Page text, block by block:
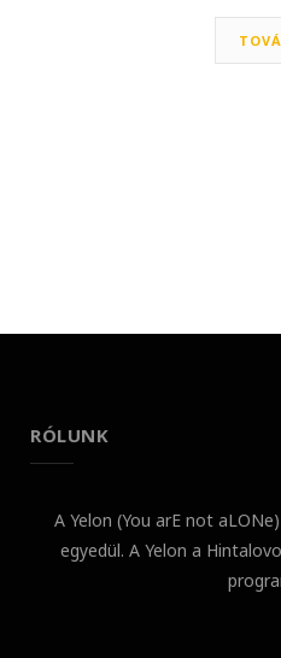
RÓLUNK
A Yelon (You arE not
egyedül. A Yelon a